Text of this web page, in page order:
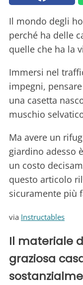
Il mondo degli
perché ha delle
quelle che ha la
Immersi nel
impegni,
una casetta
muschio
Ma avere un
giardino adesso
un costo
questo articolo
sicuramente più
via Instructables
Il materiale
graziosa